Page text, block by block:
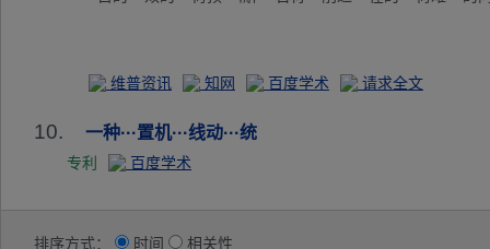
维普资讯 知网 百度学术 请求全文
10. 一种···置机···线动···统
专利 百度学术
排序方式： 时间 相关性